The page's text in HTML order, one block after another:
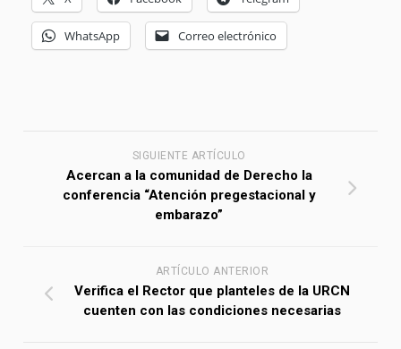
WhatsApp Correo electrónico
SIGUIENTE ARTÍCULO
Acercan a la comunidad de Derecho la
conferencia “Atención pregestacional y
embarazo”
ARTÍCULO ANTERIOR
Verifica el Rector que planteles de la URCN
cuenten con las condiciones necesarias